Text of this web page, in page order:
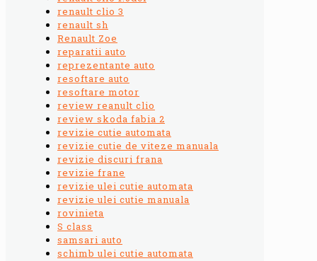
renault clio 3
renault sh
Renault Zoe
reparatii auto
reprezentante auto
resoftare auto
resoftare motor
review reanult clio
review skoda fabia 2
revizie cutie automata
revizie cutie de viteze manuala
revizie discuri frana
revizie frane
revizie ulei cutie automata
revizie ulei cutie manuala
rovinieta
S class
samsari auto
schimb ulei cutie automata